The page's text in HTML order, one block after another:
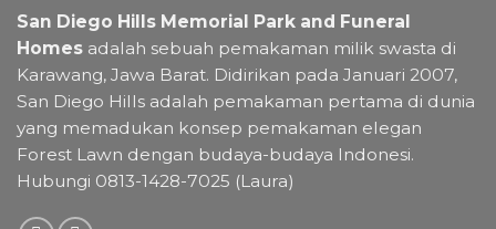
San Diego Hills Memorial Park and Funeral
Homes adalah sebuah pemakaman milik swasta di
Karawang, Jawa Barat. Didirikan pada Januari 2007,
San Diego Hills adalah pemakaman pertama di dunia
yang memadukan konsep pemakaman elegan
Forest Lawn dengan budaya-budaya Indonesi.
Hubungi 0813-1428-7025 (Laura)